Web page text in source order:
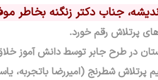
جناب دکتر زنگنه بخاطر
پرتلاش رقم خورد.
پرتلاش شطرنج (امیررضا